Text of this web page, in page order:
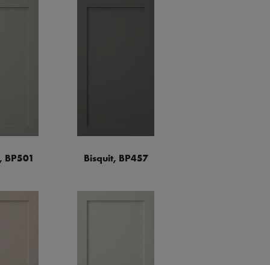
BP501 Bisquit, BP457